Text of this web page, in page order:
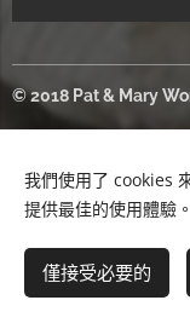
© 2018 Pat & Mary
中文 (繁體)
English
我們使用了 cookies
提供最佳的使用體驗。
僅接受必要的